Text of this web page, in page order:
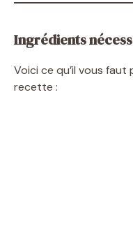
Ingrédients
Voici ce qu’il vous
recette :